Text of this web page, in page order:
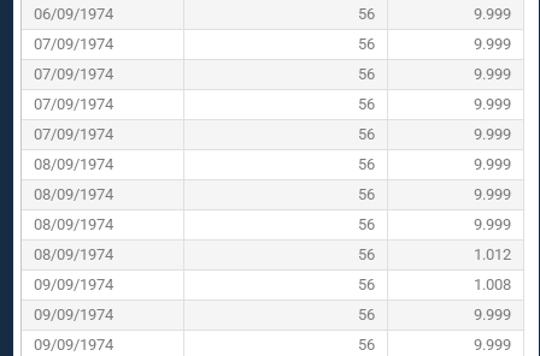
06/09/1974
56
9.999
07/09/1974
56
9.999
07/09/1974
56
9.999
07/09/1974
56
9.999
07/09/1974
56
9.999
08/09/1974
56
9.999
08/09/1974
56
9.999
08/09/1974
56
9.999
08/09/1974
56
1.012
09/09/1974
56
1.008
09/09/1974
56
9.999
09/09/1974
56
9.999